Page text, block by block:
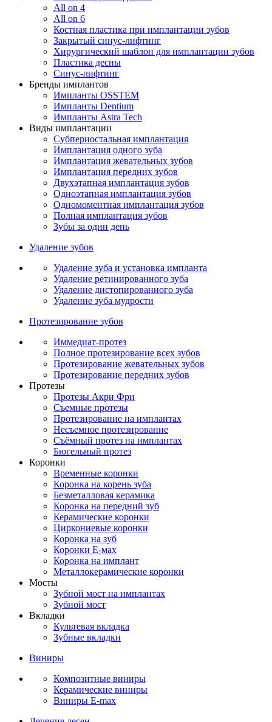
All on 4
All on 6
Костная пластика при имплантации зубов
Закрытый синус-лифтинг
Хирургический шаблон для имплантации зубов
Пластика десны
Синус-лифтинг
Бренды имплантов
Импланты OSSTEM
Импланты Dentium
Импланты Astra Tech
Виды имплантации
Субпериостальная имплантация
Имплантация одного зуба
Имплантация жевательных зубов
Имплантация передних зубов
Двухэтапная имплантация зубов
Одноэтапная имплантация зубов
Одномоментная имплантация зубов
Полная имплантация зубов
Зубы за один день
Удаление зубов
Удаление зуба и установка импланта
Удаление ретинированного зуба
Удаление дистопированного зуба
Удаление зуба мудрости
Протезирование зубов
Иммедиат-протез
Полное протезирование всех зубов
Протезирование жевательных зубов
Протезирование передних зубов
Протезы
Протезы Акри Фри
Съемные протезы
Протезирование на имплантах
Несъемное протезирование
Съёмный протез на имплантах
Бюгельный протез
Коронки
Временные коронки
Коронка на корень зуба
Безметалловая керамика
Коронка на передний зуб
Керамические коронки
Циркониевые коронки
Коронка на зуб
Коронки Е-мах
Коронка на имплант
Металлокерамические коронки
Мосты
Зубной мост на имплантах
Зубной мост
Вкладки
Культевая вкладка
Зубные вкладки
Виниры
Композитные виниры
Керамические виниры
Виниры E-max